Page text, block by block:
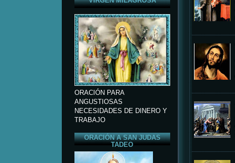
ORACIÓN PARA
ANGUSTIOSAS
NECESIDADES DE DINERO Y
TRABAJO
ORACIÓN A SAN JUDAS
TADEO